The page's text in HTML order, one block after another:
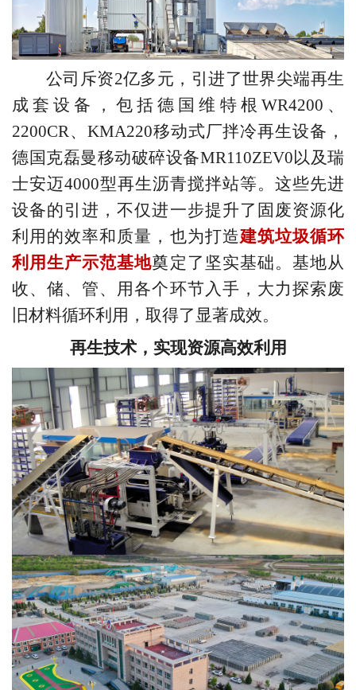
公司斥资2亿多元，引进了世界尖端再生
成套设备，包括德国维特根WR4200、
2200CR、KMA220移动式厂拌冷再生设备，
德国克磊曼移动破碎设备MR110ZEV0以及瑞
士安迈4000型再生沥青搅拌站等。这些先进
设备的引进，不仅进一步提升了固废资源化
利用的效率和质量，也为打造建筑垃圾循环
利用生产示范基地奠定了坚实基础。基地从
收、储、管、用各个环节入手，大力探索废
旧材料循环利用，取得了显著成效。
再生技术，实现资源高效利用